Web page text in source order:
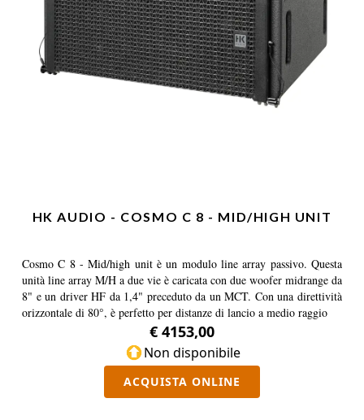
HK AUDIO - COSMO C 8 - MID/HIGH UNIT
Cosmo C 8 - Mid/high unit è un modulo line array passivo. Questa
unità line array M/H a due vie è caricata con due woofer midrange da
8" e un driver HF da 1,4" preceduto da un MCT. Con una direttività
orizzontale di 80°, è perfetto per distanze di lancio a medio raggio
€ 4153,00
Non disponibile
ACQUISTA ONLINE